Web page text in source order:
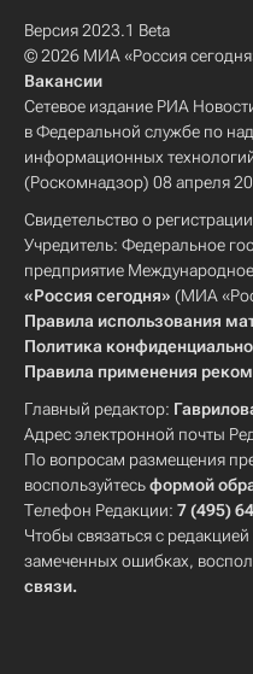
Версия 2023.1 Beta
© 2026 МИА «Россия
Вакансии
Сетевое издание РИА
в Федеральной службе по
информационных
(Роскомнадзор) 08 апреля
Свидетельство о
Учредитель: Федеральное
предприятие
«Россия сегодня» (МИА
Правила использования
Политика
Правила применения
Главный редактор:
Адрес электронной почты
По вопросам размещения
воспользуйтесьформой
Телефон Редакции: 7 (495)
Чтобы связаться с
замеченных ошибках,
связи.